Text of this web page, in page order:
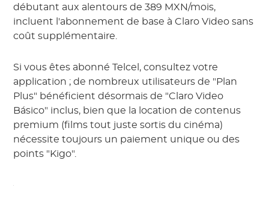
débutant aux alentours de 389 MXN/mois,
incluent l'abonnement de base à Claro Video sans
coût supplémentaire.
Si vous êtes abonné Telcel, consultez votre
application ; de nombreux utilisateurs de "Plan
Plus" bénéficient désormais de "Claro Video
Básico" inclus, bien que la location de contenus
premium (films tout juste sortis du cinéma)
nécessite toujours un paiement unique ou des
points "Kigo".